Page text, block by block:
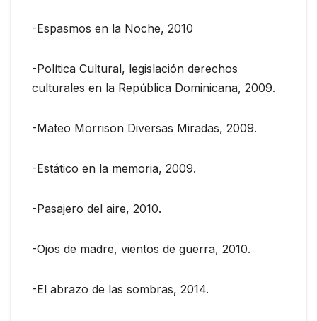
-Espasmos en la Noche, 2010
-Política Cultural, legislación derechos
culturales en la República Dominicana, 2009.
-Mateo Morrison Diversas Miradas, 2009.
-Estático en la memoria, 2009.
-Pasajero del aire, 2010.
-Ojos de madre, vientos de guerra, 2010.
-El abrazo de las sombras, 2014.